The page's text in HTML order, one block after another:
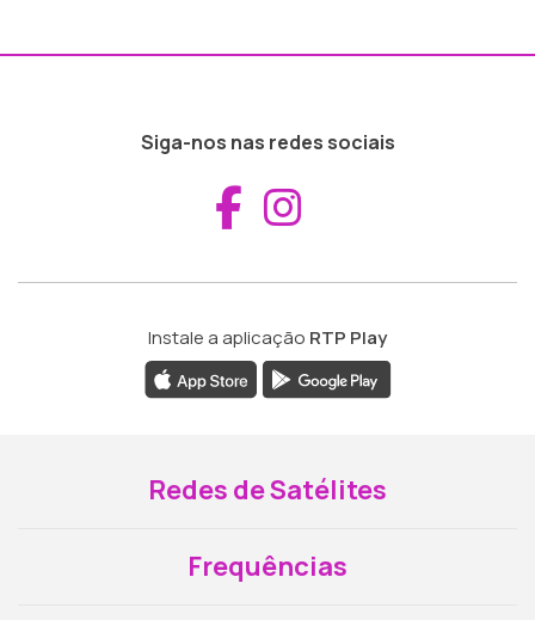
Siga-nos nas redes sociais
Aceder ao
Instale a aplicação RTP Play
Redes de Satélites
Frequências